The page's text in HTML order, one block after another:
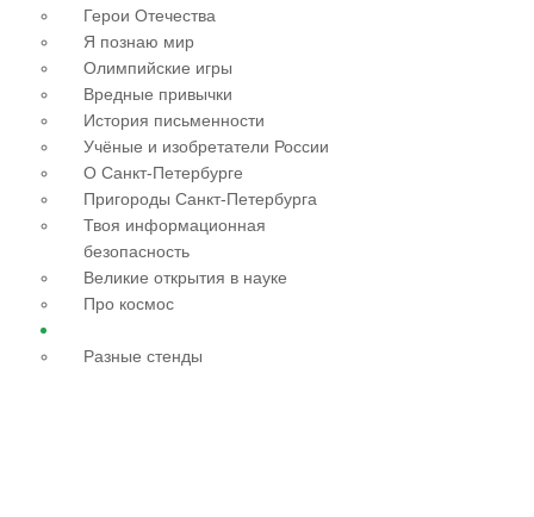
Герои Отечества
Я познаю мир
Олимпийские игры
Вредные привычки
История письменности
Учёные и изобретатели России
О Санкт-Петербурге
Пригороды Санкт-Петербурга
Твоя информационная
безопасность
Великие открытия в науке
Про космос
Разные стенды